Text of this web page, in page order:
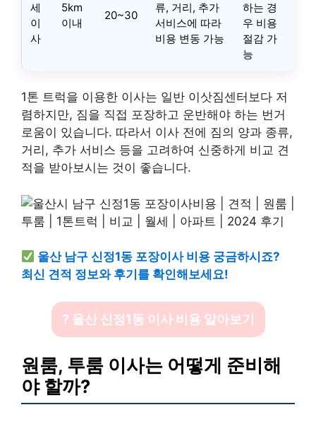
세
이
사
5km
이내
20~30
류, 거리, 추가
서비스에 따라
비용 변동 가능
하는 경
우 비용
절감 가
능
1톤 트럭을 이용한 이사는 일반 이삿짐센터보다 저
렴하지만, 짐을 직접 포장하고 운반해야 하는 번거
로움이 있습니다. 따라서 이사 전에 짐의 양과 종류,
거리, 추가 서비스 등을 고려하여 신중하게 비교 견
적을 받아보시는 것이 좋습니다.
울산 남구 신정1동 포장이사 비용 궁금하시죠?
최신 견적 정보와 후기를 확인해보세요!
? 울산 신정1동 이사 비용 알아보기
원룸, 투룸 이사는 어떻게 준비해
야 할까?